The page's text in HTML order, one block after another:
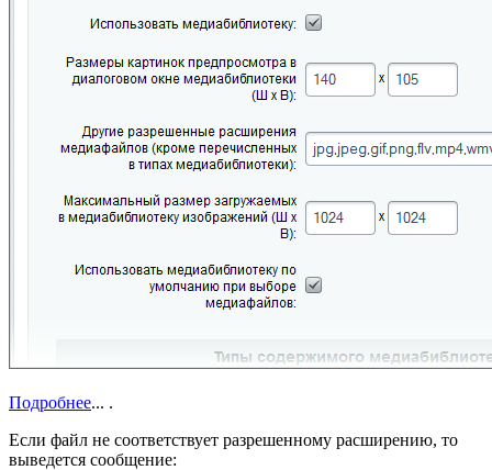
Подробнее... .
Если файл не соответствует разрешенному расширению, то
выведется сообщение: